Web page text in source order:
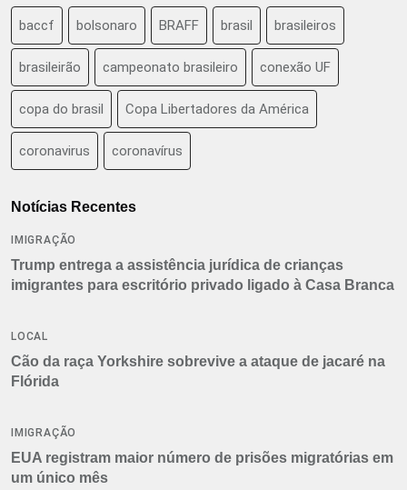
baccf bolsonaro BRAFF brasil brasileiros
brasileirão campeonato brasileiro conexão UF
copa do brasil Copa Libertadores da América
coronavirus coronavírus
Notícias Recentes
IMIGRAÇÃO
Trump entrega a assistência jurídica de crianças
imigrantes para escritório privado ligado à Casa Branca
LOCAL
Cão da raça Yorkshire sobrevive a ataque de jacaré na
Flórida
IMIGRAÇÃO
EUA registram maior número de prisões migratórias em
um único mês